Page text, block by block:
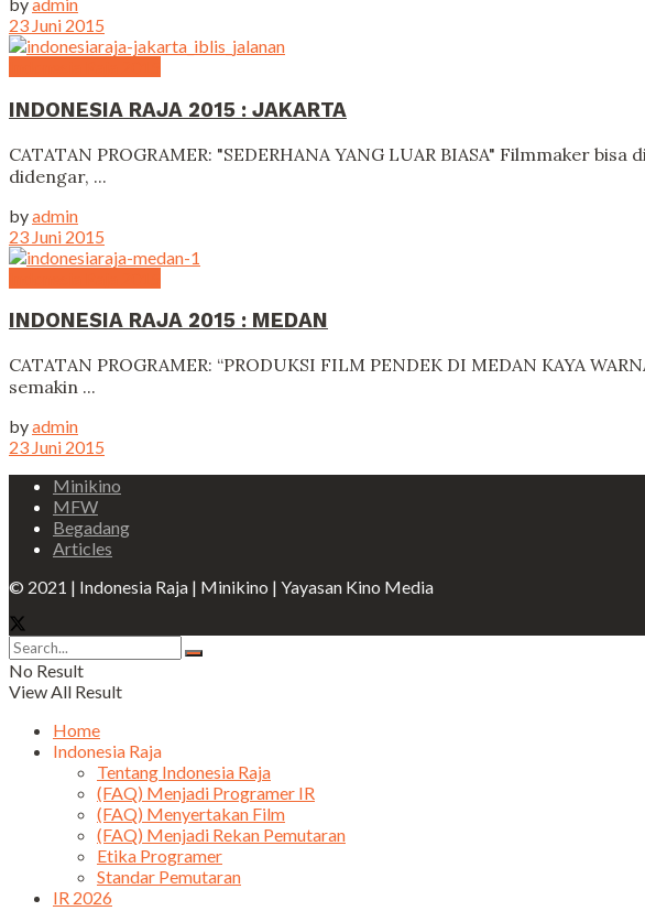
23 Juni 2015
INDONESIA RAJA 2015 : JAKARTA
CATATAN PROGRAMER: "SEDERHANA YANG LUAR BIASA" Filmmaker
didengar, ...
byadmin
23 Juni 2015
INDONESIA RAJA 2015 : MEDAN
CATATAN PROGRAMER: “PRODUKSI FILM PENDEK DI MEDAN KAYA
semakin ...
byadmin
23 Juni 2015
Minikino
MFW
Begadang
Articles
© 2021 | Indonesia Raja | Minikino | Yayasan Kino Media
No Result
View All Result
Home
Indonesia Raja
Tentang Indonesia Raja
(FAQ) Menjadi Programer IR
(FAQ) Menyertakan Film
(FAQ) Menjadi Rekan Pemutaran
Etika Programer
Standar Pemutaran
IR 2026